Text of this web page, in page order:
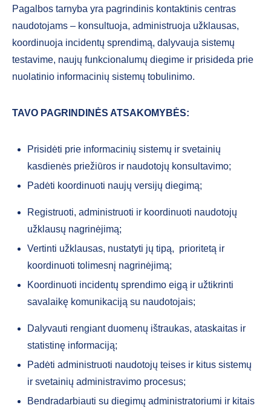
Pagalbos tarnyba yra pagrindinis kontaktinis centras
naudotojams – konsultuoja, administruoja užklausas,
koordinuoja incidentų sprendimą, dalyvauja sistemų
testavime, naujų funkcionalumų diegime ir prisideda prie
nuolatinio informacinių sistemų tobulinimo.
TAVO PAGRINDINĖS ATSAKOMYBĖS:
Prisidėti prie informacinių sistemų ir svetainių
kasdienės priežiūros ir naudotojų konsultavimo;
Padėti koordinuoti naujų versijų diegimą;
Registruoti, administruoti ir koordinuoti naudotojų
užklausų nagrinėjimą;
Vertinti užklausas, nustatyti jų tipą, prioritetą ir
koordinuoti tolimesnį nagrinėjimą;
Koordinuoti incidentų sprendimo eigą ir užtikrinti
savalaikę komunikaciją su naudotojais;
Dalyvauti rengiant duomenų ištraukas, ataskaitas ir
statistinę informaciją;
Padėti administruoti naudotojų teises ir kitus sistemų
ir svetainių administravimo procesus;
Bendradarbiauti su diegimų administratoriumi ir kitais